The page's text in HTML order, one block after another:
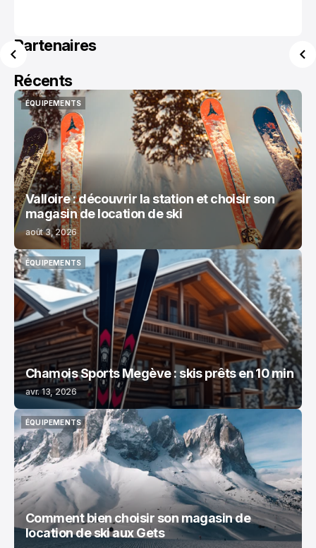
Partenaires
Récents
ÉQUIPEMENTS
ÉQUIPEMENTS
Valloire : découvrir la station et choisir son
magasin de location de ski
août 3, 2026
ÉQUIPEMENTS
ÉQUIPEMENTS
Chamois Sports Megève : skis prêts en 10 min
avr. 13, 2026
ÉQUIPEMENTS
ÉQUIPEMENTS
Comment bien choisir son magasin de
location de ski aux Gets